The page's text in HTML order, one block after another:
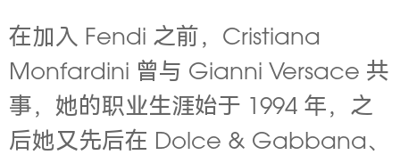
在加入 Fendi 之前，Cristiana
Monfardini 曾与 Gianni Versace 共
事，她的职业生涯始于 1994 年，之
后她又先后在 Dolce & Gabbana、